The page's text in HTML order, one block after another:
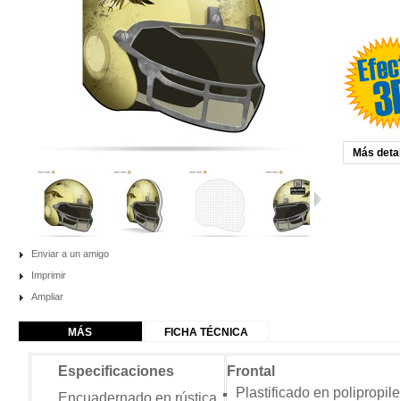
Enviar a un amigo
Imprimir
Ampliar
Más
MÁS FICHA TÉCNICA
Especificaciones
Encuadernado en rústica.
Frontal
Plastificado en